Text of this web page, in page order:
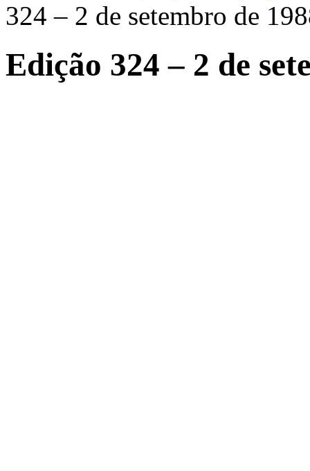
324 – 2 de setembro de
Edição 324 – 2 de